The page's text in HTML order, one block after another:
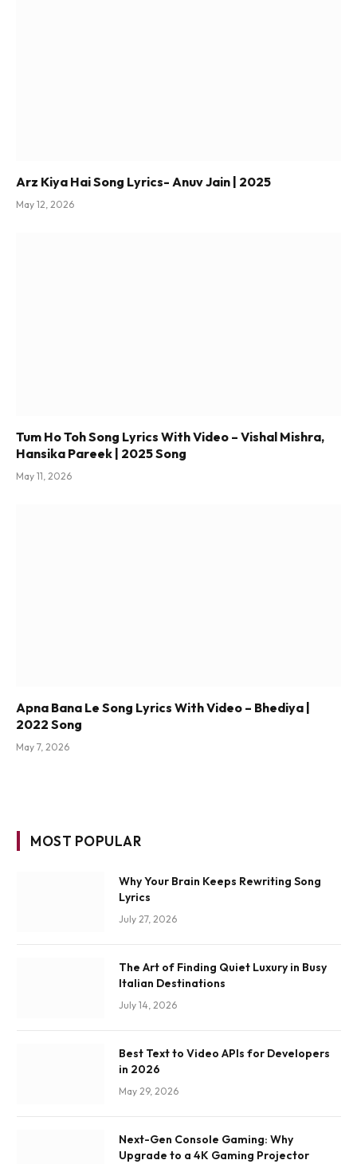
Arz Kiya Hai Song Lyrics- Anuv Jain | 2025
May 12, 2026
Tum Ho Toh Song Lyrics With Video – Vishal Mishra,
Hansika Pareek | 2025 Song
May 11, 2026
Apna Bana Le Song Lyrics With Video – Bhediya |
2022 Song
May 7, 2026
MOST POPULAR
Why Your Brain Keeps Rewriting Song
Lyrics
July 27, 2026
The Art of Finding Quiet Luxury in Busy
Italian Destinations
July 14, 2026
Best Text to Video APIs for Developers
in 2026
May 29, 2026
Next-Gen Console Gaming: Why
Upgrade to a 4K Gaming Projector